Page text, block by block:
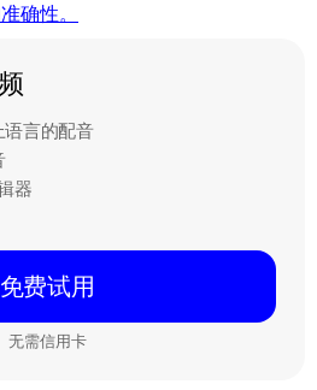
确性。
语言的配音
器
免费试用
无需信用卡